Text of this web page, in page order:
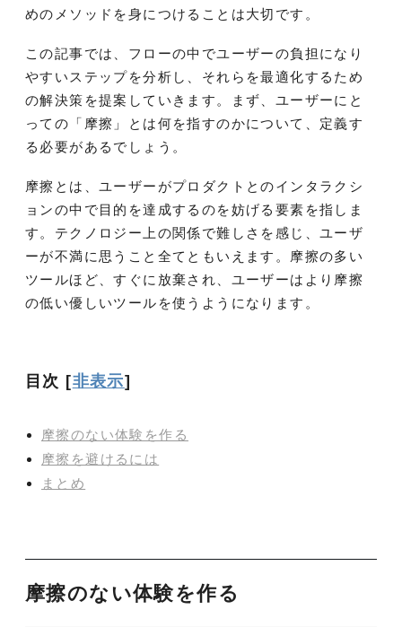
めのメソッドを身につけることは大切です。
この記事では、フローの中でユーザーの負担になり
やすいステップを分析し、それらを最適化するため
の解決策を提案していきます。まず、ユーザーにと
っての「摩擦」とは何を指すのかについて、定義す
る必要があるでしょう。
摩擦とは、ユーザーがプロダクトとのインタラクシ
ョンの中で目的を達成するのを妨げる要素を指しま
す。テクノロジー上の関係で難しさを感じ、ユーザ
ーが不満に思うこと全てともいえます。摩擦の多い
ツールほど、すぐに放棄され、ユーザーはより摩擦
の低い優しいツールを使うようになります。
目次 [非表示]
摩擦のない体験を作る
摩擦を避けるには
まとめ
摩擦のない体験を作る